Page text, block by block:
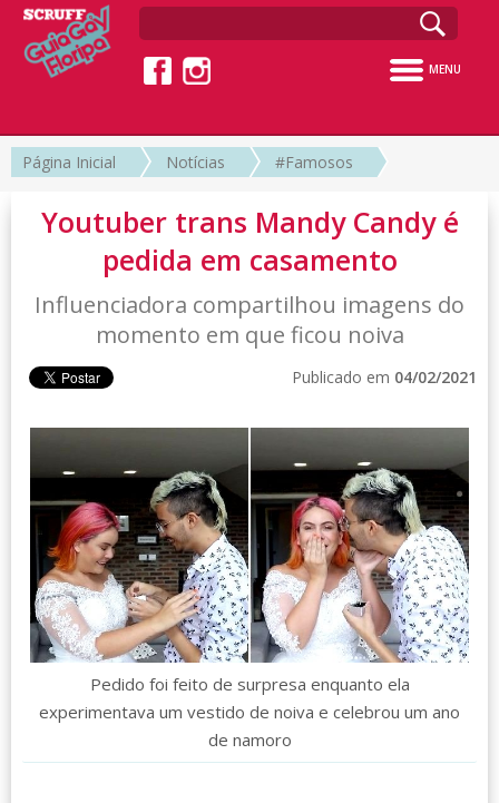
MENU
Página Inicial Notícias #Famosos
Youtuber trans Mandy Candy é
pedida em casamento
Influenciadora compartilhou imagens do
momento em que ficou noiva
Publicado em 04/02/2021
Pedido foi feito de surpresa enquanto ela
experimentava um vestido de noiva e celebrou um ano
de namoro